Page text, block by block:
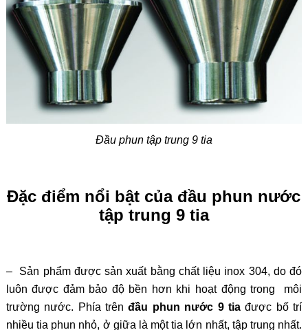
Đầu phun tập trung 9 tia
Đặc điểm nổi bật của đầu phun nước
tập trung 9 tia
– Sản phẩm được sản xuất bằng chất liệu inox 304, do đó
luôn được đảm bảo độ bền hơn khi hoạt động trong môi
trường nước. Phía trênđầu phun nước 9 tiađược bố trí
nhiều tia phun nhỏ, ở giữa là một tia lớn nhất, tập trung nhất.